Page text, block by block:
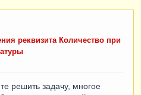
реквизита Количество при
решить задачу, многое